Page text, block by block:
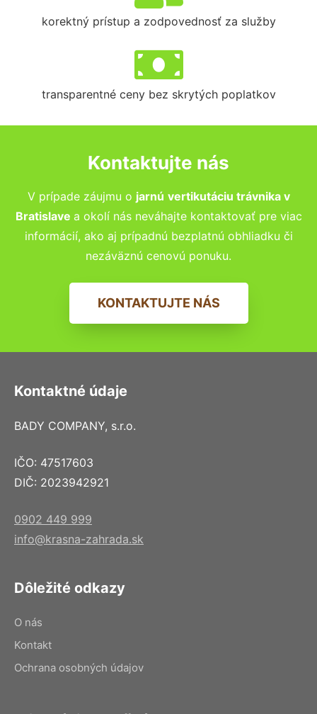
korektný prístup a zodpovednosť za služby
transparentné ceny bez skrytých poplatkov
Kontaktujte nás
V prípade záujmu o jarnú vertikutáciu trávnika v
Bratislave a okolí nás neváhajte kontaktovať pre viac
informácií, ako aj prípadnú bezplatnú obhliadku či
nezáväznú cenovú ponuku.
KONTAKTUJTE NÁS
Kontaktné údaje
BADY COMPANY, s.r.o.
IČO: 47517603
DIČ: 2023942921
0902 449 999
info@krasna-zahrada.sk
Dôležité odkazy
O nás
Kontakt
Ochrana osobných údajov